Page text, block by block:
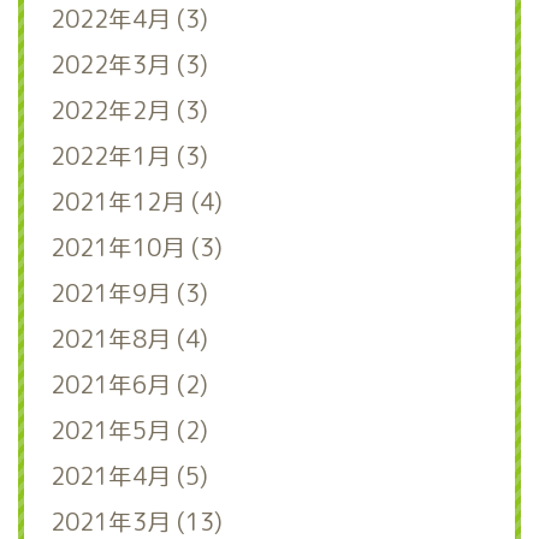
2022年4月 (3)
2022年3月 (3)
2022年2月 (3)
2022年1月 (3)
2021年12月 (4)
2021年10月 (3)
2021年9月 (3)
2021年8月 (4)
2021年6月 (2)
2021年5月 (2)
2021年4月 (5)
2021年3月 (13)